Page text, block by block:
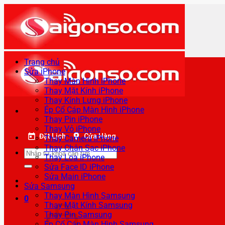
qua
nội
dung
Đặt Lịch Cửa Hàng
Tìm
kiếm:
0
Trang chủ
Sửa iPhone
Thay Màn Hình iPhone
Thay Mặt Kính iPhone
Thay Kính Lưng iPhone
Ép Cổ Cáp Màn Hình iPhone
Thay Pin iPhone
Thay Vỏ iPhone
Thay Camera iPhone
Thay Chân Sạc iPhone
Thay Loa iPhone
Sửa Face ID iPhone
Sửa Main iPhone
Sửa Samsung
Thay Màn Hình Samsung
Thay Mặt Kính Samsung
Thay Pin Samsung